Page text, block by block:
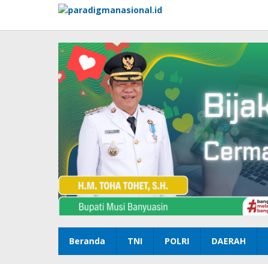
konten
Beranda TNI POLRI DAERAH